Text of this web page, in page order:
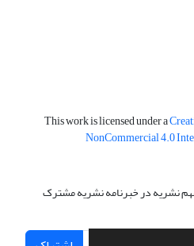
This work is licensed under a
NonCommercial 4.0
نشریه در خبرنامه نشریه مشترک